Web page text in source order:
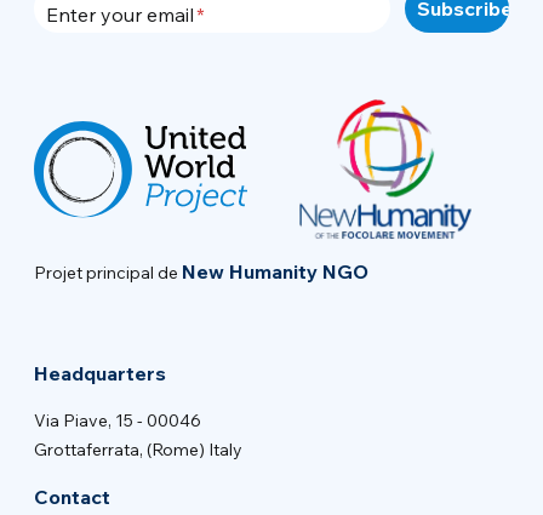
Enter your email
Projet principal de New Humanity NGO
Headquarters
Via Piave, 15 - 00046
Grottaferrata, (Rome) Italy
Contact